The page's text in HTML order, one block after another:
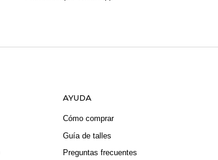
AYUDA
Cómo comprar
Guía de talles
Preguntas frecuentes